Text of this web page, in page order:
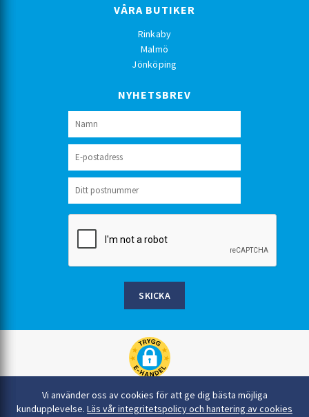
Vi använder oss av cookies för att ge dig bästa möjliga
kundupplevelse. Läs vår integritetspolicy och hantering av cookies
VÅRA BUTIKER
Rinkaby
Malmö
Jönköping
NYHETSBREV
SKICKA
Rinkaby Rör AB, Box 54, 296 21 Åhus
044-22 54 90